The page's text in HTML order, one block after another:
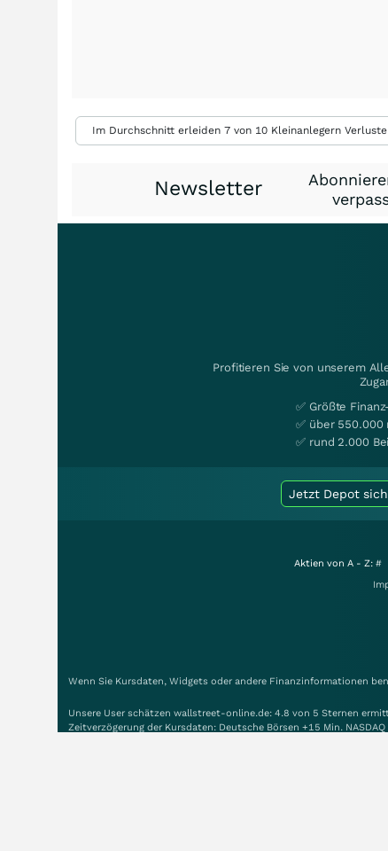
Im Durchschnitt erleiden 7 von 10 Kleinanlegern
Newsletter
Profitieren Sie von unserem
✅ Größte
✅ über
✅ rund 2.000
Jetzt Depot
Aktien von A - Z: #
Wenn Sie Kursdaten, Widgets oder andere Finanzinformationen
Unsere User schätzen wallstreet-online.de: 4.8 von 5 Sternen
Zeitverzögerung der Kursdaten: Deutsche Börsen +15 Min.